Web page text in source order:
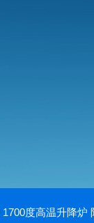
1700度高温升降炉